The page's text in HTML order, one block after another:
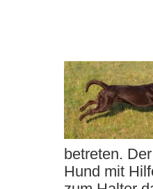
betreten.
Hund mit